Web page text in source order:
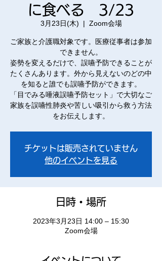
に食べる 3/23
3月23日(木)
  |
Zoom会場
ご家族と介護職対象です。医療従事者は参加
できません。
姿勢を変えるだけで、誤嚥予防できることが
たくさんあります。外から見えないのどの中
を知ると誰でも誤嚥予防ができます。
「目でみる唾液誤嚥予防セット」で大切なご
家族を誤嚥性肺炎や苦しい吸引から救う方法
をお伝えします。
チケットは販売されていません
他のイベントを見る
日時・場所
2023年3月23日 14:00 – 15:30
Zoom会場